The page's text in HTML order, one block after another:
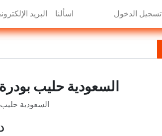
البريد اسألنا تسجيل الدخول
السعودية حليب بودرة 800 غم
السعودية حليب